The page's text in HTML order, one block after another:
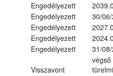
Engedélyezett
Engedélyezett
30/
Engedélyezett
Engedélyezett
Engedélyezett 31/
Visszavont
végső